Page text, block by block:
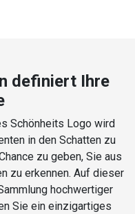
definiert Ihre
Schönheits Logo wird
in den Schatten zu
zu geben, Sie aus
zu erkennen. Auf dieser
hochwertiger
Sie ein einzigartiges